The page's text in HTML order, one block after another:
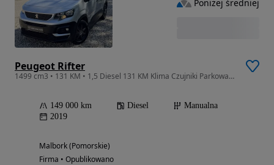
Peugeot Rifter
1499 cm3 • 131 KM • 1,5 Diesel 131 KM Klima Czujniki Parkowania OPŁACONY Gwarancja *TOP*
149 000 km Diesel
Manualna
2019
Malbork (Pomorskie)
Firma • Opublikowano
Poniżej średniej